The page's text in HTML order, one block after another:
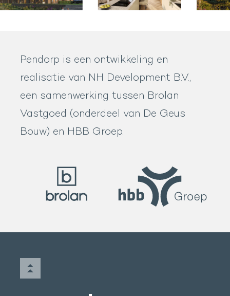
Pendorp is een ontwikkeling en
realisatie van NH Development B.V.,
een samenwerking tussen Brolan
Vastgoed (onderdeel van De Geus
Bouw) en HBB Groep.